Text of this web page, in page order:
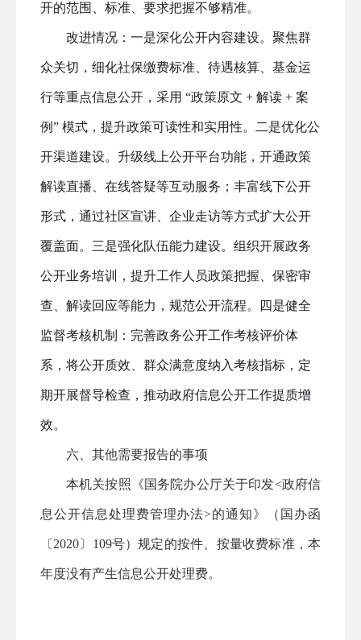
开的范围、标准、要求把握不够精准。
改进情况：一是深化公开内容建设。 聚焦群
众关切，细化社保缴费标准、待遇核算、基金运
行等重点信息公开，采用 “政策原文 + 解读 + 案
例” 模式，提升政策可读性和实用性。 二是优化公
开渠道建设。 升级线上公开平台功能，开通政策
解读直播、在线答疑等互动服务；丰富线下公开
形式，通过社区宣讲、企业走访等方式扩大公开
覆盖面。 三是强化队伍能力建设。 组织开展政务
公开业务培训，提升工作人员政策把握、保密审
查、解读回应等能力，规范公开流程。 四是健全
监督考核机制：完善政务公开工作考核评价体
系，将公开质效、群众满意度纳入考核指标，定
期开展督导检查，推动政府信息公开工作提质增
效。
六、其他需要报告的事项
本机关按照《国务院办公厅关于印发<政府信
息公开信息处理费管理办法>的通知》（国办函
〔2020〕109号）规定的按件、按量收费标准，本
年度没有产生信息公开处理费。